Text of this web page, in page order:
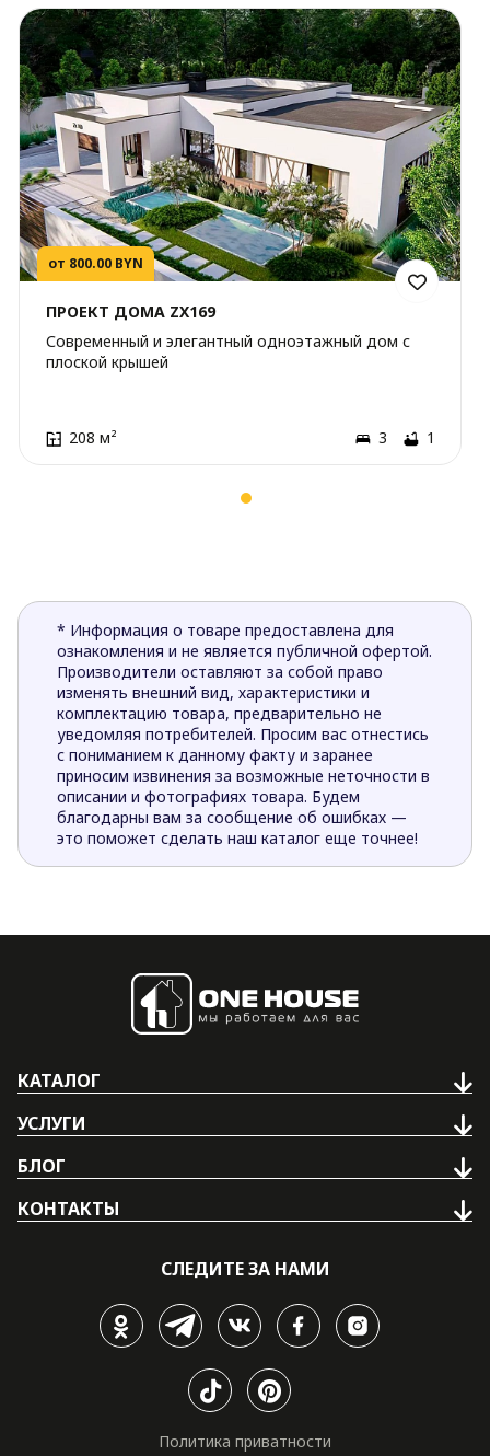
от 800.00 BYN
ПРОЕКТ ДОМА ZX169
Современный и элегантный одноэтажный дом с
плоской крышей
208 м² 3 1
* Информация о товаре предоставлена для
ознакомления и не является публичной офертой.
Производители оставляют за собой право
изменять внешний вид, характеристики и
комплектацию товара, предварительно не
уведомляя потребителей. Просим вас отнестись
с пониманием к данному факту и заранее
приносим извинения за возможные неточности в
описании и фотографиях товара. Будем
благодарны вам за сообщение об ошибках —
это поможет сделать наш каталог еще точнее!
КАТАЛОГ
УСЛУГИ
БЛОГ
КОНТАКТЫ
СЛЕДИТЕ ЗА НАМИ
Политика приватности